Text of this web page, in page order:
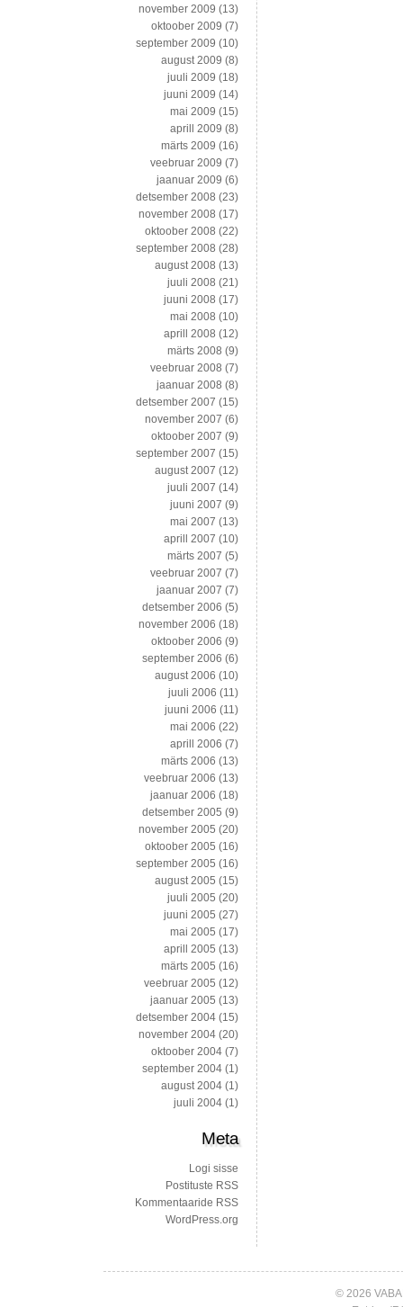
november 2009 (13)
oktoober 2009 (7)
september 2009 (10)
august 2009 (8)
juuli 2009 (18)
juuni 2009 (14)
mai 2009 (15)
aprill 2009 (8)
märts 2009 (16)
veebruar 2009 (7)
jaanuar 2009 (6)
detsember 2008 (23)
november 2008 (17)
oktoober 2008 (22)
september 2008 (28)
august 2008 (13)
juuli 2008 (21)
juuni 2008 (17)
mai 2008 (10)
aprill 2008 (12)
märts 2008 (9)
veebruar 2008 (7)
jaanuar 2008 (8)
detsember 2007 (15)
november 2007 (6)
oktoober 2007 (9)
september 2007 (15)
august 2007 (12)
juuli 2007 (14)
juuni 2007 (9)
mai 2007 (13)
aprill 2007 (10)
märts 2007 (5)
veebruar 2007 (7)
jaanuar 2007 (7)
detsember 2006 (5)
november 2006 (18)
oktoober 2006 (9)
september 2006 (6)
august 2006 (10)
juuli 2006 (11)
juuni 2006 (11)
mai 2006 (22)
aprill 2006 (7)
märts 2006 (13)
veebruar 2006 (13)
jaanuar 2006 (18)
detsember 2005 (9)
november 2005 (20)
oktoober 2005 (16)
september 2005 (16)
august 2005 (15)
juuli 2005 (20)
juuni 2005 (27)
mai 2005 (17)
aprill 2005 (13)
märts 2005 (16)
veebruar 2005 (12)
jaanuar 2005 (13)
detsember 2004 (15)
november 2004 (20)
oktoober 2004 (7)
september 2004 (1)
august 2004 (1)
juuli 2004 (1)
Meta
Logi sisse
Postituste RSS
Kommentaaride RSS
WordPress.org
© 2026